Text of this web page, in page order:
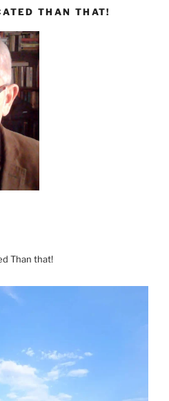
THAN THAT!
Than that!